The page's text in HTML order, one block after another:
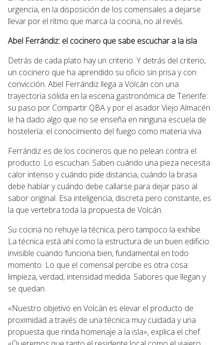
urgencia, en la disposición de los comensales a dejarse
llevar por el ritmo que marca la cocina, no al revés.
Abel Ferrándiz: el cocinero que sabe escuchar a la isla
Detrás de cada plato hay un criterio. Y detrás del criterio,
un cocinero que ha aprendido su oficio sin prisa y con
convicción. Abel Ferrándiz llega a Volcán con una
trayectoria sólida en la escena gastronómica de Tenerife:
su paso por Compartir QBA y por el asador Viejo Almacén
le ha dado algo que no se enseña en ninguna escuela de
hostelería: el conocimiento del fuego como materia viva.
Ferrándiz es de los cocineros que no pelean contra el
producto. Lo escuchan. Saben cuándo una pieza necesita
calor intenso y cuándo pide distancia, cuándo la brasa
debe hablar y cuándo debe callarse para dejar paso al
sabor original. Esa inteligencia, discreta pero constante, es
la que vertebra toda la propuesta de Volcán.
Su cocina no rehuye la técnica, pero tampoco la exhibe.
La técnica está ahí como la estructura de un buen edificio:
invisible cuando funciona bien, fundamental en todo
momento. Lo que el comensal percibe es otra cosa:
limpieza, verdad, intensidad medida. Sabores que llegan y
se quedan.
«Nuestro objetivo en Volcán es elevar el producto de
proximidad a través de una técnica muy cuidada y una
propuesta que rinda homenaje a la isla», explica el chef.